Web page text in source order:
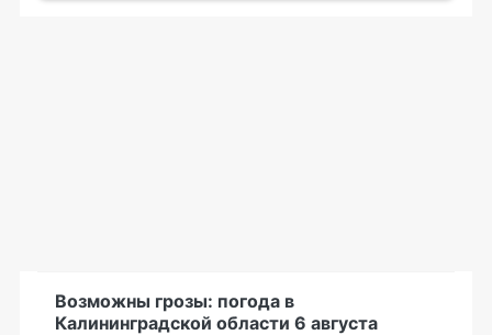
Возможны грозы: погода в
Калининградской области 6 августа